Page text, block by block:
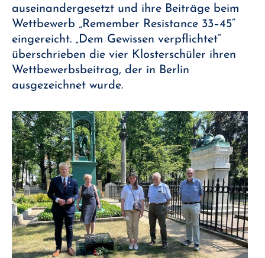
auseinandergesetzt und ihre Beiträge beim
Wettbewerb „Remember Resistance 33–45“
eingereicht. „Dem Gewissen verpflichtet“
überschrieben die vier Klosterschüler ihren
Wettbewerbsbeitrag, der in Berlin
ausgezeichnet wurde.